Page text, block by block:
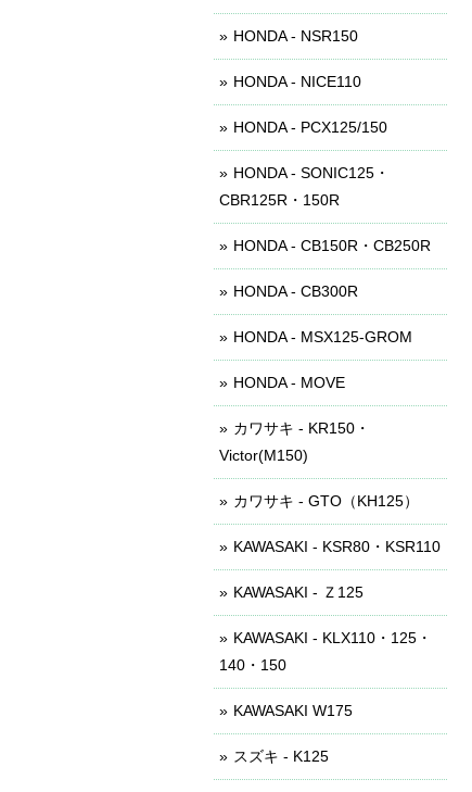
HONDA - NSR150
HONDA - NICE110
HONDA - PCX125/150
HONDA - SONIC125・
CBR125R・150R
HONDA - CB150R・CB250R
HONDA - CB300R
HONDA - MSX125-GROM
HONDA - MOVE
カワサキ - KR150・
Victor(M150)
カワサキ - GTO（KH125）
KAWASAKI - KSR80・KSR110
KAWASAKI - Ｚ125
KAWASAKI - KLX110・125・
140・150
KAWASAKI W175
スズキ - K125